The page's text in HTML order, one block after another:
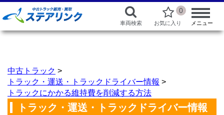
車両検索
0
お気に入り メニュー
中古トラック >
トラック・運送・トラックドライバー情報 >
トラックにかかる維持費を削減する方法
トラック・運送・トラックドライバー情報